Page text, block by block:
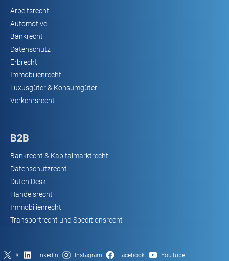
Arbeitsrecht
Automotive
Bankrecht
Datenschutz
Erbrecht
Immobilienrecht
Luxusgüter & Konsumgüter
Verkehrsrecht
B2B
Bankrecht & Kapitalmarktrecht
Datenschutzrecht
Dutch Desk
Handelsrecht
Immobilienrecht
Transportrecht und Speditionsrecht
X LinkedIn Instagram Facebook YouTube